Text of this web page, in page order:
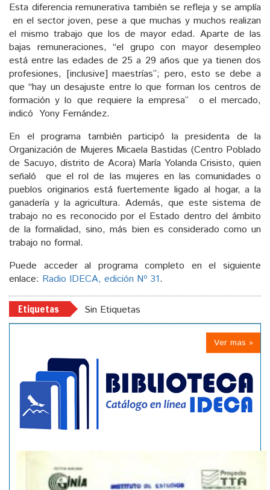
Esta diferencia remunerativa también se refleja y se amplía
en el sector joven, pese a que muchas y muchos realizan
el mismo trabajo que los de mayor edad. Aparte de las
bajas remuneraciones, “el grupo con mayor desempleo
está entre las edades de 25 a 29 años que ya tienen dos
profesiones, [inclusive] maestrías”; pero, esto se debe a
que “hay un desajuste entre lo que forman los centros de
formación y lo que requiere la empresa” o el mercado,
indicó Yony Fernández.
En el programa también participó la presidenta de la
Organización de Mujeres Micaela Bastidas (Centro Poblado
de Sacuyo, distrito de Acora) María Yolanda Crisisto, quien
señaló que el rol de las mujeres en las comunidades o
pueblos originarios está fuertemente ligado al hogar, a la
ganadería y la agricultura. Además, que este sistema de
trabajo no es reconocido por el Estado dentro del ámbito
de la formalidad, sino, más bien es considerado como un
trabajo no formal.
Puede acceder al programa completo en el siguiente
enlace: Radio IDECA, edición Nº 31.
Etiquetas Sin Etiquetas
Ver mas »